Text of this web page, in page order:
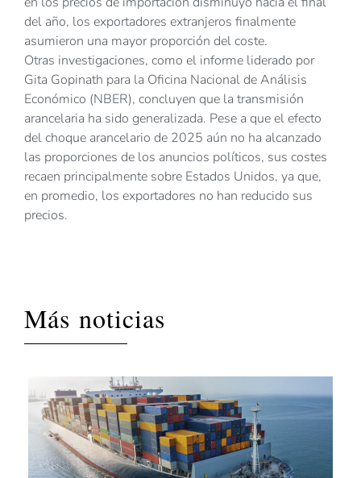
del año, los exportadores extranjeros finalmente
asumieron una mayor proporción del coste.
Otras investigaciones, como el informe liderado por
Gita Gopinath para la Oficina Nacional de Análisis
Económico (NBER), concluyen que la transmisión
arancelaria ha sido generalizada. Pese a que el efecto
del choque arancelario de 2025 aún no ha alcanzado
las proporciones de los anuncios políticos, sus costes
recaen principalmente sobre Estados Unidos, ya que,
en promedio, los exportadores no han reducido sus
precios.
Más noticias